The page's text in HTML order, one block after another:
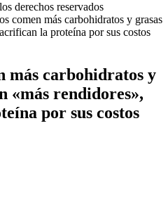
derechos reservados
comen más carbohidratos y grasas
la proteína por sus costos
más carbohidratos y
«más rendidores»,
por sus costos